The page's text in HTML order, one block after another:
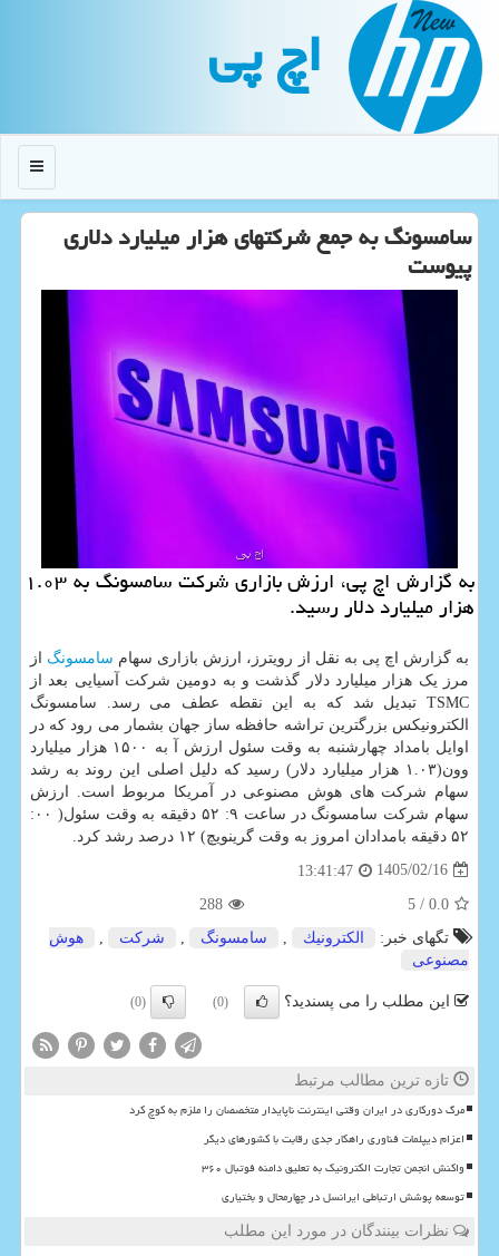
اچ پی
منو
سامسونگ به جمع شرکتهای هزار میلیارد دلاری
پیوست
به گزارش اچ پی، ارزش بازاری شرکت سامسونگ به ۱.۰۳
هزار میلیارد دلار رسید.
به گزارش اچ پی به نقل از رویترز، ارزش بازاری سهام سامسونگ از
مرز یک هزار میلیارد دلار گذشت و به دومین شرکت آسیایی بعد از
TSMC تبدیل شد که به این نقطه عطف می رسد. سامسونگ
الکترونیکس بزرگترین تراشه حافظه ساز جهان بشمار می رود که در
اوایل بامداد چهارشنبه به وقت سئول ارزش آ به ۱۵۰۰ هزار میلیارد
وون(۱.۰۳ هزار میلیارد دلار) رسید که دلیل اصلی این روند به رشد
سهام شرکت های هوش مصنوعی در آمریکا مربوط است. ارزش
سهام شرکت سامسونگ در ساعت ۹: ۵۲ دقیقه به وقت سئول( ۰۰:
۵۲ دقیقه بامدادان امروز به وقت گرینویچ) ۱۲ درصد رشد کرد.
1405/02/16
13:41:47
0.0
/ 5
288
تگهای خبر:
الكترونیك سامسونگ شركت
هوش
مصنوعی
این مطلب را می پسندید؟ (0)
(0)
تازه ترین مطالب مرتبط
مرگ دورکاری در ایران وقتی اینترنت ناپایدار متخصصان را ملزم به کوچ کرد
اعزام دیپلمات فناوری راهکار جدی رقابت با کشورهای دیگر
واکنش انجمن تجارت الکترونیک به تعلیق دامنه فوتبال ۳۶۰
توسعه پوشش ارتباطی ایرانسل در چهارمحال و بختیاری
نظرات بینندگان در مورد این مطلب